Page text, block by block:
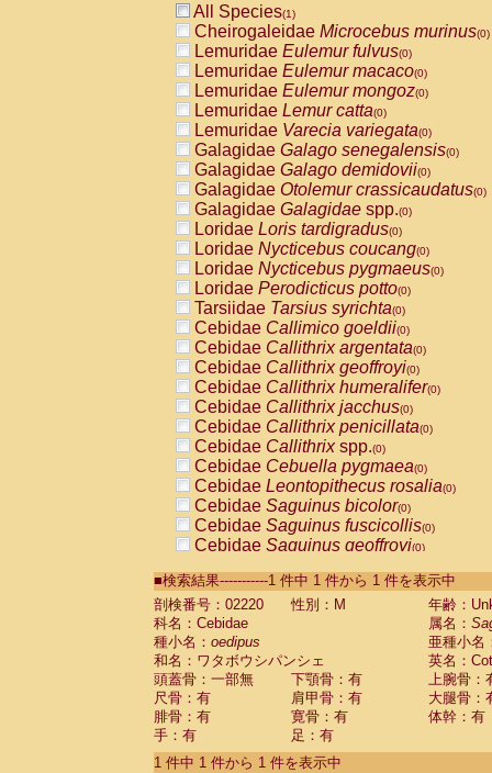
All Species(1)
Cheirogaleidae Microcebus murinus(0)
Lemuridae Eulemur fulvus(0)
Lemuridae Eulemur macaco(0)
Lemuridae Eulemur mongoz(0)
Lemuridae Lemur catta(0)
Lemuridae Varecia variegata(0)
Galagidae Galago senegalensis(0)
Galagidae Galago demidovii(0)
Galagidae Otolemur crassicaudatus(0)
Galagidae Galagidae spp.(0)
Loridae Loris tardigradus(0)
Loridae Nycticebus coucang(0)
Loridae Nycticebus pygmaeus(0)
Loridae Perodicticus potto(0)
Tarsiidae Tarsius syrichta(0)
Cebidae Callimico goeldii(0)
Cebidae Callithrix argentata(0)
Cebidae Callithrix geoffroyi(0)
Cebidae Callithrix humeralifer(0)
Cebidae Callithrix jacchus(0)
Cebidae Callithrix penicillata(0)
Cebidae Callithrixspp.(0)
Cebidae Cebuella pygmaea(0)
Cebidae Leontopithecus rosalia(0)
Cebidae Saguinus bicolor(0)
Cebidae Saguinus fuscicollis(0)
Cebidae Saguinus geoffroyi(0)
CebidaeSaguinus labiatus(0)
Cebidae Saguinus leucopus (0)
Cebidae
Cebidae
CebidaeSaguinus nigricollis (0)
Cebidae Saguinus oedipus
Cebidae Saguinus weddelli
Cebidae Saguinusspp.
Cebidae Aotus trivirgatus
Cebidae Cebus albifrons
■検索結果-----------1 件中 1 件から 1 件を表示中
剖検番号：02220
性別：M
年齢：
科名：Cebidae
属名：
種小名： oedipus
亜種小名
和名：ワタボウシパンシェ
英名：
頭蓋骨：一部無
下顎骨：有
上腕骨：
尺骨：有
肩甲骨：有
大腿骨：
腓骨：有
寛骨：有
体幹：有
手：有
足：有
1 件中 1 件から 1 件を表示中